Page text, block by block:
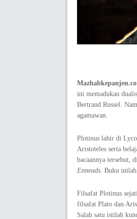
ini memadukan
Bertrand Russel.
agamawan.
Plotinus lahir di
Aristoteles serta
bacaannya tersebut,
Enneads. Buku
Filsafat Plotinus
filsafat Plato dan
Salah satu istilah